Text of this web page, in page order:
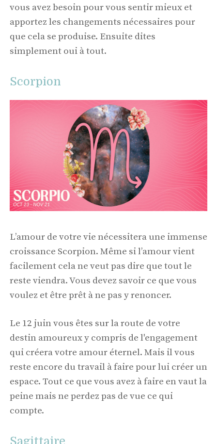
vous avez besoin pour vous sentir mieux et
apportez les changements nécessaires pour
que cela se produise. Ensuite dites
simplement oui à tout.
Scorpion
L’amour de votre vie nécessitera une immense
croissance Scorpion. Même si l’amour vient
facilement cela ne veut pas dire que tout le
reste viendra. Vous devez savoir ce que vous
voulez et être prêt à ne pas y renoncer.
Le 12 juin vous êtes sur la route de votre
destin amoureux y compris de l'engagement
qui créera votre amour éternel. Mais il vous
reste encore du travail à faire pour lui créer un
espace. Tout ce que vous avez à faire en vaut la
peine mais ne perdez pas de vue ce qui
compte.
Sagittaire